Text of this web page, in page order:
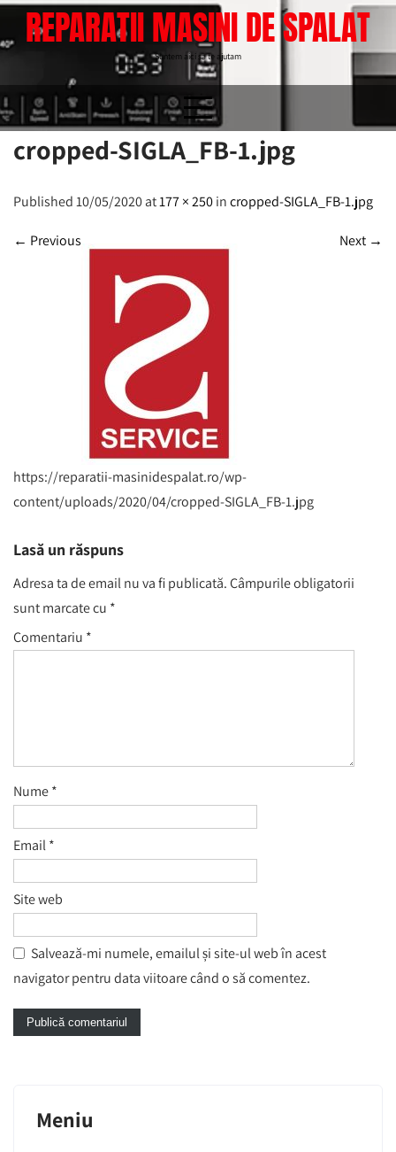
Skip
contentREPARATII MASINI DE SPALAT
Suntem aici sa te ajutam
cropped-SIGLA_FB-1.jpg
Published 10/05/2020 at177 × 250incropped-SIGLA_FB-1.jpg
← Previous Next →
https://reparatii-masinidespalat.ro/wp-
content/uploads/2020/04/cropped-SIGLA_FB-1.jpg
Lasă un răspuns
Adresa ta de email nu va fi publicată.Câmpurile obligatorii
sunt marcate cu *
Comentariu *
Nume*
Email*
Site web
Salvează-mi numele, emailul și site-ul web în acest
navigator pentru data viitoare când o să comentez.
Meniu